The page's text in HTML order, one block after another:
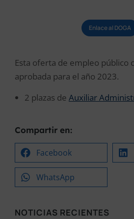
Enlace al DOGA
Esta oferta de empleo público
aprobada para el año 2023.
2 plazas de Auxiliar
Compartir en:
Facebook
WhatsApp
NOTICIAS RECIENTES